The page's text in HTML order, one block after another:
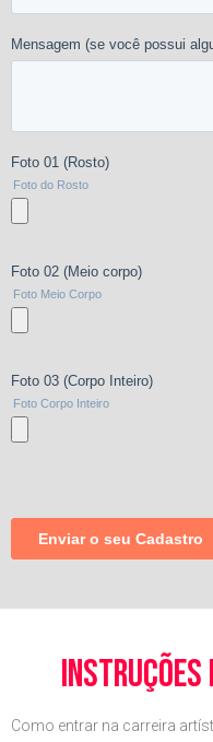
instruções
Como entrar na carreira